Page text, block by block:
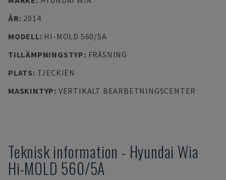
ÅR: 2014
MODELL: HI-MOLD 560/5A
TILLÄMPNINGSTYP: FRÄSNING
PLATS: TJECKIEN
MASKINTYP: VERTIKALT BEARBETNINGSCENTER
Teknisk information - Hyundai Wia
Hi-MOLD 560/5A